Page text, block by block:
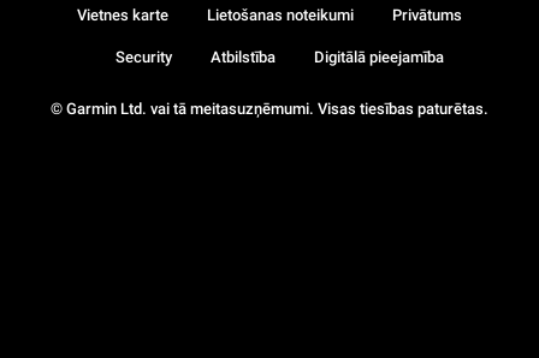
© Garmin Ltd. vai tā meitasuzņēmumi. Visas tiesības paturētas.
Vietnes karte Lietošanas noteikumi Privātums
Security Atbilstība Digitālā pieejamība